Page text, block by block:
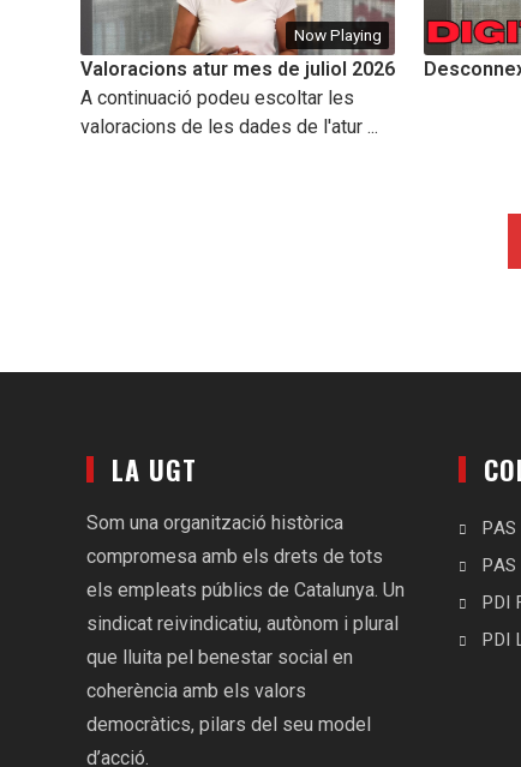
Now Playing
Valoracions atur mes de juliol 2026
A continuació podeu escoltar les
valoracions de les dades de l'atur ...
LA UGT
Som una organització històrica
compromesa amb els drets de tots
els empleats públics de Catalunya. Un
sindicat reivindicatiu, autònom i plural
que lluita pel benestar social en
coherència amb els valors
democràtics, pilars del seu model
d’acció.
PDI
PDI